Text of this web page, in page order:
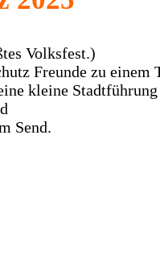
Volksfest.)
Freunde zu
kleine
Send.